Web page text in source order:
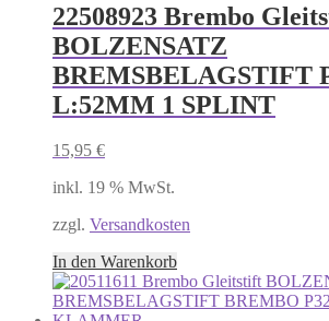
22508923 Brembo
BOLZENSATZ
BREMSBELAGSTIFT
L:52MM 1 SPLINT
15,95 €
inkl. 19 % MwSt.
zzgl. Versandkosten
In den Warenkorb